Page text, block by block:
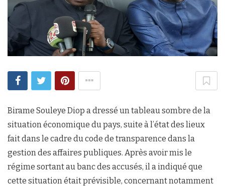
Birame Souleye Diop a dressé un tableau sombre de la
situation économique du pays, suite à l’état des lieux
fait dans le cadre du code de transparence dans la
gestion des affaires publiques. Après avoir mis le
régime sortant au banc des accusés, il a indiqué que
cette situation était prévisible, concernant notamment